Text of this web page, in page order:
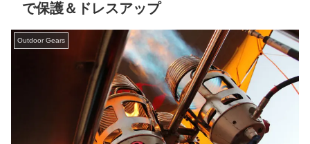
で保護＆ドレスアップ
Outdoor Gears